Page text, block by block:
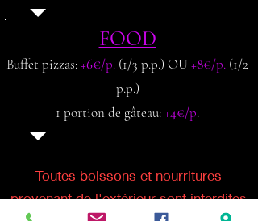
FOOD
Buffet pizzas:+6€/p. (1/3 p.p.) OU+8€/p. (1/2
p.p.)
1 portion de gâteau:+4€/p.
Toutes boissons et nourritures
provenant de l'extérieur sont interdites